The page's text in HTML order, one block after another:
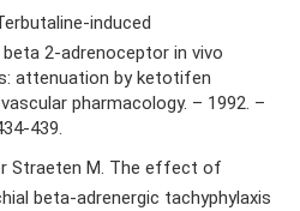
induced
2-adrenoceptor in vivo
attenuation by ketotifen
pharmacology. – 1992. –
439.
Straeten M. The effect of
beta-adrenergic tachyphylaxis